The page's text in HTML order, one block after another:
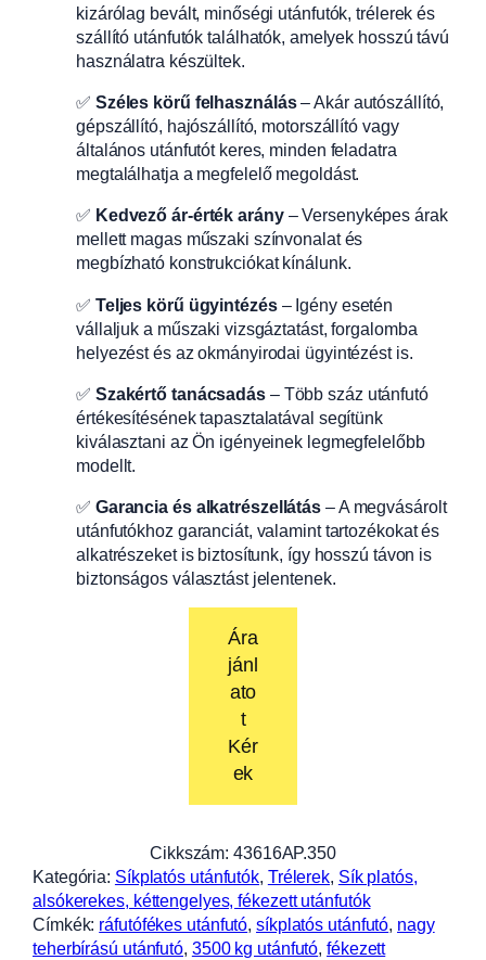
kizárólag bevált, minőségi utánfutók, trélerek és
szállító utánfutók találhatók, amelyek hosszú távú
használatra készültek.
✅ Széles körű felhasználás– Akár autószállító,
gépszállító, hajószállító, motorszállító vagy
általános utánfutót keres, minden feladatra
megtalálhatja a megfelelő megoldást.
✅ Kedvező ár-érték arány– Versenyképes árak
mellett magas műszaki színvonalat és
megbízható konstrukciókat kínálunk.
✅ Teljes körű ügyintézés– Igény esetén
vállaljuk a műszaki vizsgáztatást, forgalomba
helyezést és az okmányirodai ügyintézést is.
✅ Szakértő tanácsadás– Több száz utánfutó
értékesítésének tapasztalatával segítünk
kiválasztani az Ön igényeinek legmegfelelőbb
modellt.
✅ Garancia és alkatrészellátás – A megvásárolt
utánfutókhoz garanciát, valamint tartozékokat és
alkatrészeket is biztosítunk, így hosszú távon is
biztonságos választást jelentenek.
Ára
jánl
ato
t
Kér
ek
Cikkszám: 43616AP.350
Kategória: Síkplatós utánfutók, Trélerek, Sík platós,
alsókerekes, kéttengelyes, fékezett utánfutók
Címkék: ráfutófékes utánfutó, síkplatós utánfutó, nagy
teherbírású utánfutó, 3500 kg utánfutó, fékezett